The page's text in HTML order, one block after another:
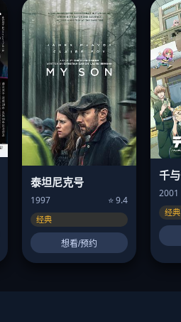
泰坦尼克号
1997 ⭐ 9.4
经典
想看/预约
千
2001
经典